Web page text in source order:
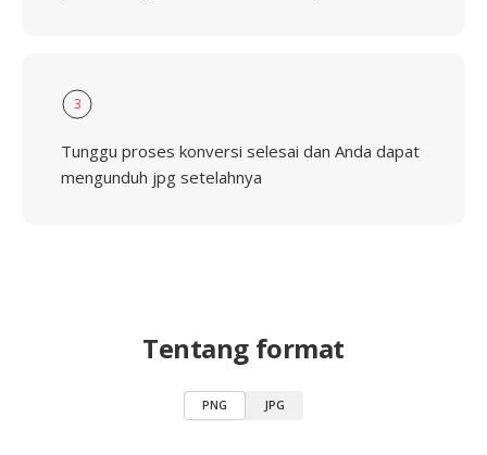
3
Tunggu proses konversi selesai dan Anda dapat
mengunduh jpg setelahnya
Tentang format
PNG JPG